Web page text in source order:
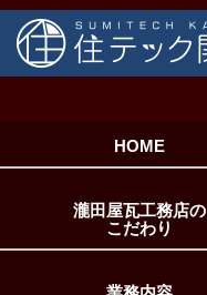
HOME
瀧田屋瓦工務店の
こだわり